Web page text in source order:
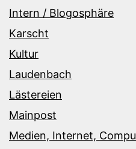
Intern / Blogosphäre
Karscht
Kultur
Laudenbach
Lästereien
Mainpost
Medien, Internet,